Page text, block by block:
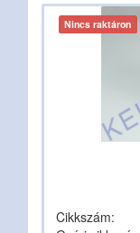
Nincs raktáron
Cikkszám: